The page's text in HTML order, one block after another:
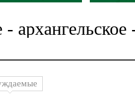
архангельское